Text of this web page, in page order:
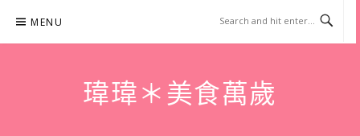
content
MENU
瑋瑋＊美食萬歲